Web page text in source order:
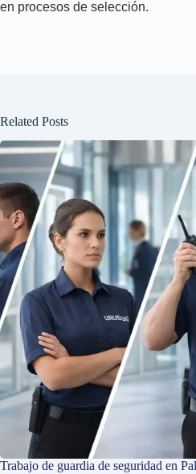
en procesos de selección.
Related Posts
Trabajo de guardia de seguridad en